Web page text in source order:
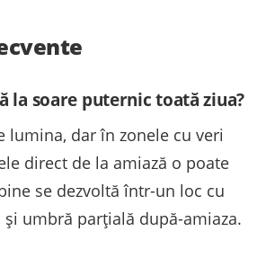
la soare puternic toată ziua?
lumina, dar în zonele cu veri
direct de la amiază o poate
se dezvoltă într-un loc cu
umbră parțială după-amiaza.